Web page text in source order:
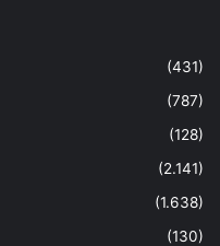
(431)
(787)
(128)
(2.141)
(1.638)
(130)